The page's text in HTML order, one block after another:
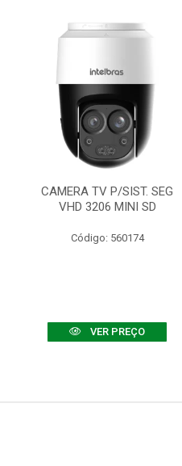
CAMERA TV P/SIST. SEG
VHD 3206 MINI SD
Código: 560174
VER PREÇO